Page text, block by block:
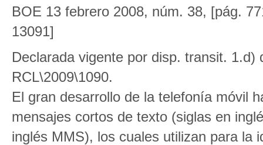
BOE 13 febrero 2008, núm. 38, [pág.
13091]
Declarada vigente por disp. transit.
RCL\2009\1090.
El gran desarrollo de la telefonía móvil
mensajes cortos de texto (siglas en
inglés MMS), los cuales utilizan para la